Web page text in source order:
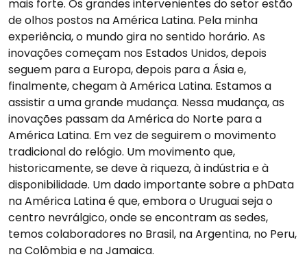
mais forte. Os grandes intervenientes do setor estão
de olhos postos na América Latina. Pela minha
experiência, o mundo gira no sentido horário. As
inovações começam nos Estados Unidos, depois
seguem para a Europa, depois para a Ásia e,
finalmente, chegam à América Latina. Estamos a
assistir a uma grande mudança. Nessa mudança, as
inovações passam da América do Norte para a
América Latina. Em vez de seguirem o movimento
tradicional do relógio. Um movimento que,
historicamente, se deve à riqueza, à indústria e à
disponibilidade. Um dado importante sobre a phData
na América Latina é que, embora o Uruguai seja o
centro nevrálgico, onde se encontram as sedes,
temos colaboradores no Brasil, na Argentina, no Peru,
na Colômbia e na Jamaica.